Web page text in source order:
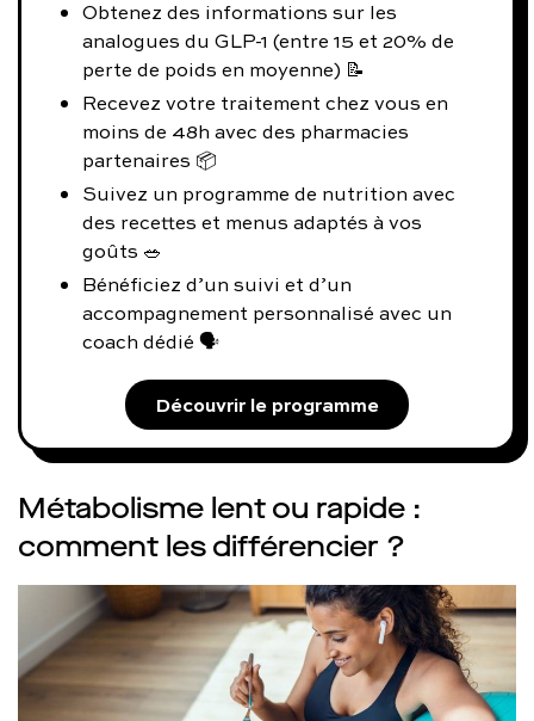
Obtenez des informations sur les
analogues du GLP-1 (entre 15 et 20% de
perte de poids en moyenne) 📝
Recevez votre traitement chez vous en
moins de 48h avec des pharmacies
partenaires 📦
Suivez un programme de nutrition avec
des recettes et menus adaptés à vos
goûts 🥗
Bénéficiez d’un suivi et d’un
accompagnement personnalisé avec un
coach dédié 🗣️
Découvrir le programme
Métabolisme lent ou rapide :
comment les différencier ?